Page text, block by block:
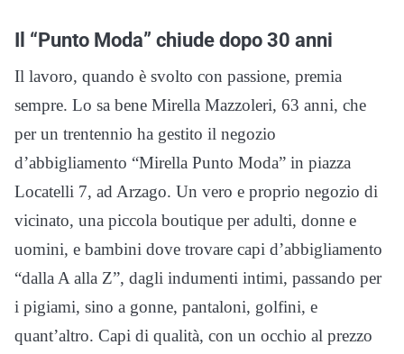
Il “Punto Moda” chiude dopo 30 anni
Il lavoro, quando è svolto con passione, premia
sempre. Lo sa bene Mirella Mazzoleri, 63 anni, che
per un trentennio ha gestito il negozio
d’abbigliamento “Mirella Punto Moda” in piazza
Locatelli 7, ad Arzago. Un vero e proprio negozio di
vicinato, una piccola boutique per adulti, donne e
uomini, e bambini dove trovare capi d’abbigliamento
“dalla A alla Z”, dagli indumenti intimi, passando per
i pigiami, sino a gonne, pantaloni, golfini, e
quant’altro. Capi di qualità, con un occhio al prezzo